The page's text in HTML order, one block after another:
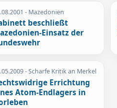
- Mazedonien
beschließt
Einsatz der
- Scharfe Kritik an Merkel
Errichtung
Atom-Endlagers in